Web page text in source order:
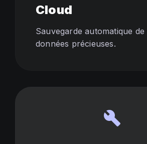
Cloud
Sauvegarde automatique de
données précieuses.
build